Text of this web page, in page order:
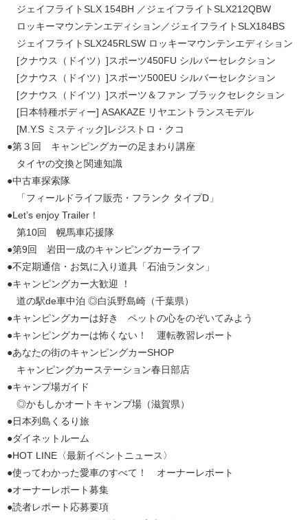
ジェイフライトSLX 154BH ／ジェイフライトSLX212QBW
ロッキーマウンテンエディション／ジェイフライトSLX184BS
ジェイフライトSLX245RLSW ロッキーマウンテンエディション
[クナウス（ドイツ）]スポーツ450FU シルバーセレクション
[クナウス（ドイツ）]スポーツ500EU シルバーセレクション
[クナウス（ドイツ）]スポーツ＆ファン ブラックセレクション
[日本特種ボディー] ASAKAZE リヤエントランスモデル
[M.Y.S ミスティック]レジストロ・クコ
●第３回 キャンピングカーの足まわり講座
タイヤの交換と関連知識
●中古車探索隊
「フィールドライフ販売・フランク タイプD」
●Let’s enjoy Trailer！
第10回 幌馬車応援隊
●第9回 岩田一成のキャンピングカーライフ
●不定期通信・お気に入り道具「石油ランタン」
●キャンピングカー大歓迎 ！
道の駅de車中泊 ◎白浜野島崎（千葉県）
●キャンピングカーは好き ペットの心をのぞいてみよう
●キャンピングカーは怖くない！ 運転教習レポート
●あなたの街のキャンピングカーSHOP
キャンピングカーステーション春日部店
●キャンプ場ガイド
◎かもしかオートキャンプ場（滋賀県）
●日本列島くるり旅
●ダイネットルーム
●HOT LINE〈最新イベントニュース〉
●使ってわかった愛車のすべて！ オーナーレポート
●オーナーレポート募集
●読者レポート応募要項